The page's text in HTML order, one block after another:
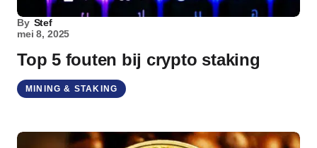
By Stef
mei 8, 2025
Top 5 fouten bij crypto staking
MINING & STAKING